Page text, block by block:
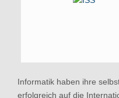
Informatik haben ihre
erfolgreich auf die